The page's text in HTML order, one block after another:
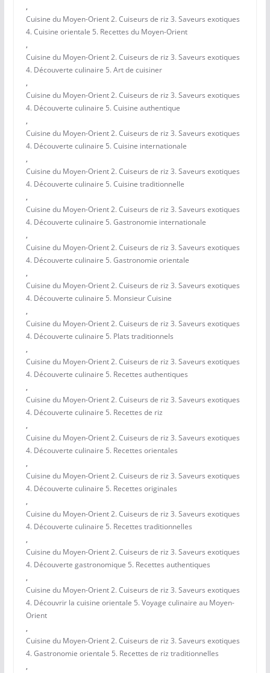
,
Cuisine du Moyen-Orient 2. Cuiseurs de riz 3. Saveurs exotiques
4. Cuisine orientale 5. Recettes du Moyen-Orient
,
Cuisine du Moyen-Orient 2. Cuiseurs de riz 3. Saveurs exotiques
4. Découverte culinaire 5. Art de cuisiner
,
Cuisine du Moyen-Orient 2. Cuiseurs de riz 3. Saveurs exotiques
4. Découverte culinaire 5. Cuisine authentique
,
Cuisine du Moyen-Orient 2. Cuiseurs de riz 3. Saveurs exotiques
4. Découverte culinaire 5. Cuisine internationale
,
Cuisine du Moyen-Orient 2. Cuiseurs de riz 3. Saveurs exotiques
4. Découverte culinaire 5. Cuisine traditionnelle
,
Cuisine du Moyen-Orient 2. Cuiseurs de riz 3. Saveurs exotiques
4. Découverte culinaire 5. Gastronomie internationale
,
Cuisine du Moyen-Orient 2. Cuiseurs de riz 3. Saveurs exotiques
4. Découverte culinaire 5. Gastronomie orientale
,
Cuisine du Moyen-Orient 2. Cuiseurs de riz 3. Saveurs exotiques
4. Découverte culinaire 5. Monsieur Cuisine
,
Cuisine du Moyen-Orient 2. Cuiseurs de riz 3. Saveurs exotiques
4. Découverte culinaire 5. Plats traditionnels
,
Cuisine du Moyen-Orient 2. Cuiseurs de riz 3. Saveurs exotiques
4. Découverte culinaire 5. Recettes authentiques
,
Cuisine du Moyen-Orient 2. Cuiseurs de riz 3. Saveurs exotiques
4. Découverte culinaire 5. Recettes de riz
,
Cuisine du Moyen-Orient 2. Cuiseurs de riz 3. Saveurs exotiques
4. Découverte culinaire 5. Recettes orientales
,
Cuisine du Moyen-Orient 2. Cuiseurs de riz 3. Saveurs exotiques
4. Découverte culinaire 5. Recettes originales
,
Cuisine du Moyen-Orient 2. Cuiseurs de riz 3. Saveurs exotiques
4. Découverte culinaire 5. Recettes traditionnelles
,
Cuisine du Moyen-Orient 2. Cuiseurs de riz 3. Saveurs exotiques
4. Découverte gastronomique 5. Recettes authentiques
,
Cuisine du Moyen-Orient 2. Cuiseurs de riz 3. Saveurs exotiques
4. Découvrir la cuisine orientale 5. Voyage culinaire au Moyen-
Orient
,
Cuisine du Moyen-Orient 2. Cuiseurs de riz 3. Saveurs exotiques
4. Gastronomie orientale 5. Recettes de riz traditionnelles
,